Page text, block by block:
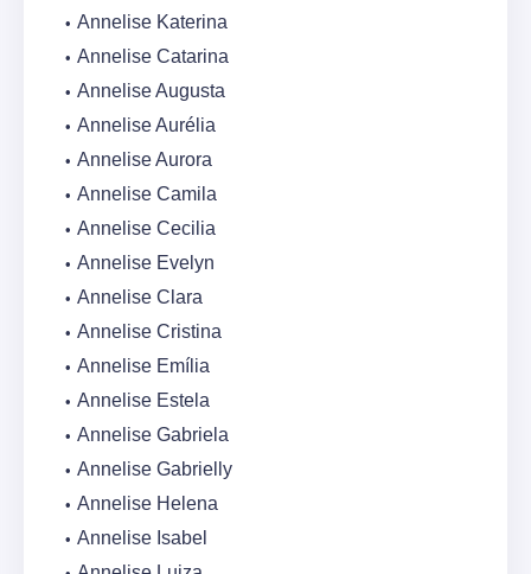
Annelise Katerina
Annelise Catarina
Annelise Augusta
Annelise Aurélia
Annelise Aurora
Annelise Camila
Annelise Cecilia
Annelise Evelyn
Annelise Clara
Annelise Cristina
Annelise Emília
Annelise Estela
Annelise Gabriela
Annelise Gabrielly
Annelise Helena
Annelise Isabel